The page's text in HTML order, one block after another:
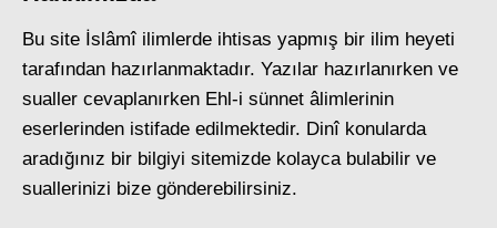
Bu site İslâmî ilimlerde ihtisas yapmış bir ilim heyeti
tarafından hazırlanmaktadır. Yazılar hazırlanırken ve
sualler cevaplanırken Ehl-i sünnet âlimlerinin
eserlerinden istifade edilmektedir. Dinî konularda
aradığınız bir bilgiyi sitemizde kolayca bulabilir ve
suallerinizi bize gönderebilirsiniz.